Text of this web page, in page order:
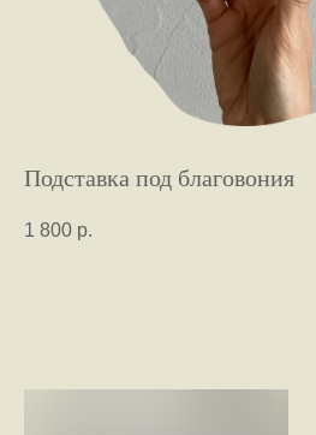
Подставка под благовония
1 800 р.